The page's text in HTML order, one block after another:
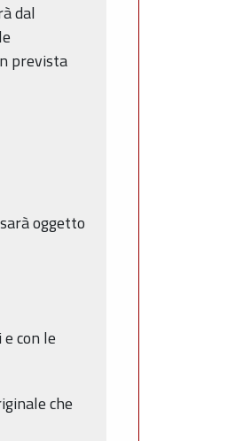
dal
prevista
oggetto
con le
che